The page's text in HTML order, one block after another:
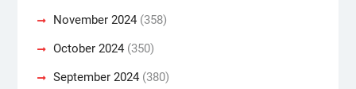
November 2024(358)
October 2024(350)
September 2024(380)